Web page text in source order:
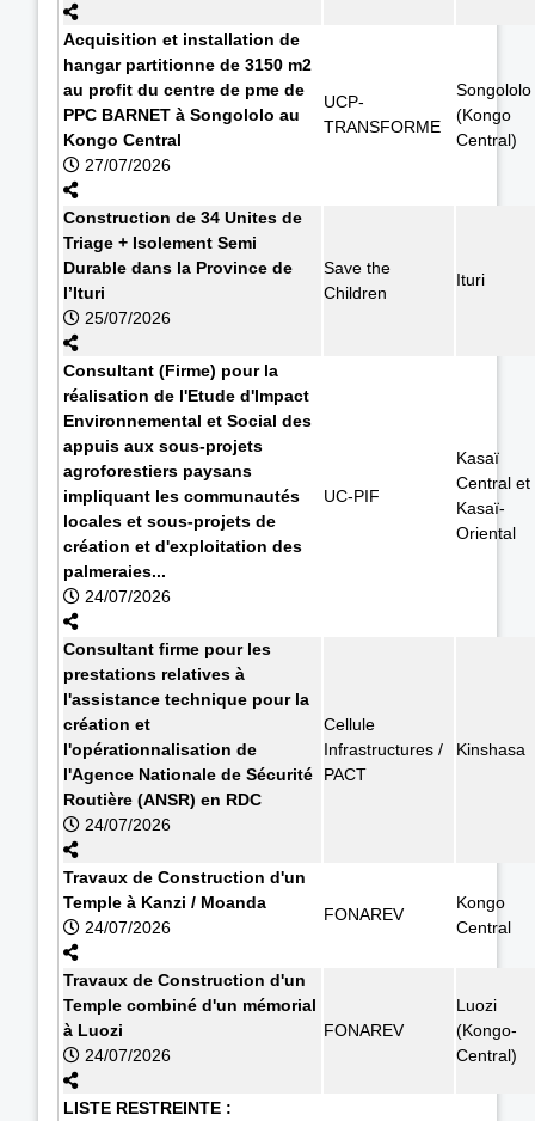
Acquisition et installation de
hangar partitionne de 3150 m2
au profit du centre de pme de
PPC BARNET à Songololo au
Kongo Central
27/07/2026
UCP-
TRANSFORME
Songololo
(Kongo
Central)
Construction de 34 Unites de
Triage + Isolement Semi
Durable dans la Province de
l’Ituri
25/07/2026
Save the
Children
Ituri
Consultant (Firme) pour la
réalisation de l'Etude d'Impact
Environnemental et Social des
appuis aux sous-projets
agroforestiers paysans
impliquant les communautés
locales et sous-projets de
création et d'exploitation des
palmeraies...
24/07/2026
UC-PIF
Kasaï
Central et
Kasaï-
Oriental
Consultant firme pour les
prestations relatives à
l'assistance technique pour la
création et
l'opérationnalisation de
l'Agence Nationale de Sécurité
Routière (ANSR) en RDC
24/07/2026
Cellule
Infrastructures /
PACT
Kinshasa
Travaux de Construction d'un
Temple à Kanzi / Moanda
24/07/2026
FONAREV
Kongo
Central
Travaux de Construction d'un
Temple combiné d'un mémorial
à Luozi
24/07/2026
FONAREV
Luozi
(Kongo-
Central)
LISTE RESTREINTE :